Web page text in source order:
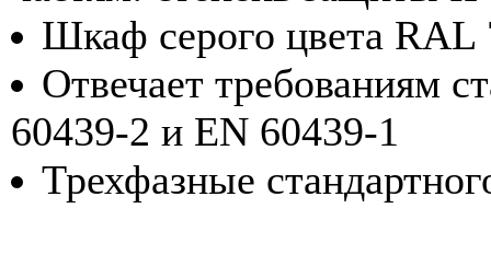
Шкаф серого цвета
Отвечает требованиям
60439-2 и EN 60439-1
Трехфазные